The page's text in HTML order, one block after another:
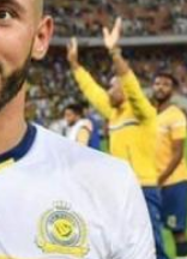
ت
ر
و
ن
ي
ا